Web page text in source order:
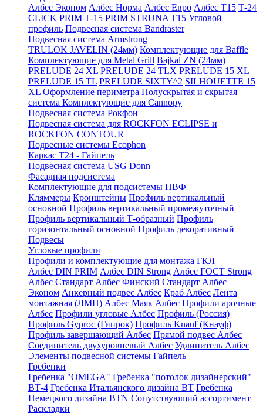
Албес Эконом Албес Норма Албес Евро Албес T15 Т-24
CLICK PRIM Т-15 PRIM STRUNA Т15 Угловой
профиль Подвесная система Bandraster
Подвесная система Armstrong
TRULOK JAVELIN (24мм) Комплектующие для Baffle
Комплектующие для Metal Grill Bajkal ZN (24мм)
PRELUDE 24 XL PRELUDE 24 TLX PRELUDE 15 XL
PRELUDE 15 TL PRELUDE SIXTY^2 SILHOUETTE 15
XL Оформление периметра Полускрытая и скрытая
система Комплектующие для Cannopy
Подвесная система Рокфон
Подвесная система для ROCKFON ECLIPSE и
ROCKFON CONTOUR
Подвесные системы Ecophon
Каркас Т24 - Гайпель
Подвесная система USG Donn
Фасадная подсистема
Комплектующие для подсистемы НВФ
Кляммеры Кронштейны Профиль вертикальный
основной Профиль вертикальный промежуточный
Профиль вертикальный Т-образный Профиль
горизонтальный основной Профиль декоративный
Подвесы
Угловые профили
Профили и комплектующие для монтажа ГКЛ
Албес DIN PRIM Албес DIN Strong Албес ГОСТ Strong
Албес Стандарт Албес Финский Стандарт Албес
Эконом Анкерный подвес Албес Краб Албес Лента
монтажная (ЛМП) Албес Маяк Албес Профили арочные
Албес Профили угловые Албес Профиль (Россия)
Профиль Gyproc (Гипрок) Профиль Knauf (Кнауф)
Профиль завершающий Албес Прямой подвес Албес
Соединитель двухуровневый Албес Удлинитель Албес
Элементы подвесной системы Гайпель
Гребенки
Гребенка "OMEGA" Гребенка "потолок дизайнерский"
ВТ-4 Гребенка Итальянского дизайна BT Гребенка
Немецкого дизайна ВТN Сопутствующий ассортимент
Раскладки